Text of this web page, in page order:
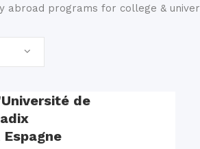
programs for college &
de
Espagne